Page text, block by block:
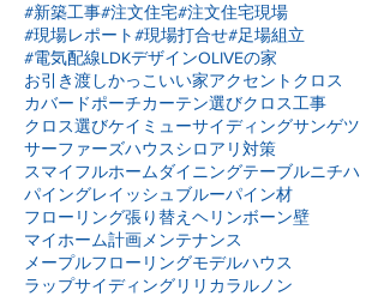
#新築工事#注文住宅#注文住宅現場
#現場レポート#現場打合せ#足場組立
#電気配線LDKデザインOLIVEの家
お引き渡しかっこいい家アクセントクロス
カバードポーチカーテン選びクロス工事
クロス選びケイミューサイディングサンゲツ
サーファーズハウスシロアリ対策
スマイフルホームダイニングテーブルニチハ
パイングレイッシュブルーパイン材
フローリング張り替え ヘリンボーン壁
マイホーム計画 メンテナンス
メープルフローリングモデルハウス
ラップサイディングリリカラ ルノン